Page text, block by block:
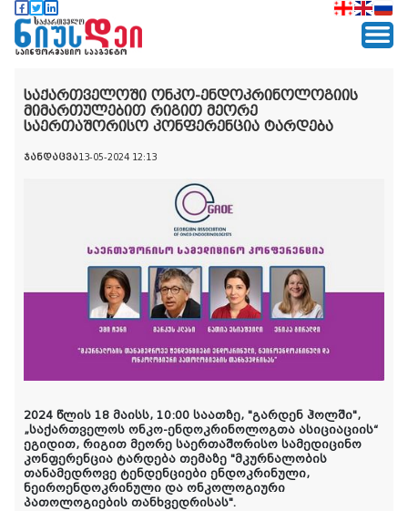
საქართველოში ონკო-ენდოკრინოლოგიის
მიმართულებით რიგით მეორე
საერთაშორისო კონფერენცია ტარდება
ჯანდაცვა13-05-2024 12:13
2024 წლის 18 მაისს, 10:00 საათზე, "გარდენ ჰოლში",
„საქართველოს ონკო-ენდოკრინოლოგთა ასიციაციის“
ეგიდით, რიგით მეორე საერთაშორისო სამედიცინო
კონფერენცია ტარდება თემაზე "მკურნალობის
თანამედროვე ტენდენციები ენდოკრინული,
ნეიროენდოკრინული და ონკოლოგიური
პათოლოგიების თანხვედრისას".